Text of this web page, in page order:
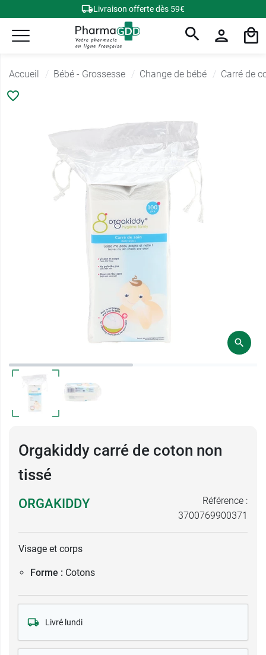
Livraison offerte dès 59€
Accueil Bébé - Grossesse Change de bébé Carré de
Orgakiddy carré de coton non
tissé
ORGAKIDDY
Référence :
3700769900371
Visage et corps
Forme : Cotons
Livré lundi